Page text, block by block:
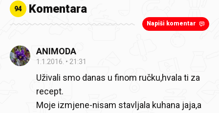
94 Komentara
Napiši komentar
ANIMODA
1.1.2016. 21:31
Uživali smo danas u finom ručku,hvala ti za
recept.
Moje izmjene-nisam stavljala kuhana jaja,a